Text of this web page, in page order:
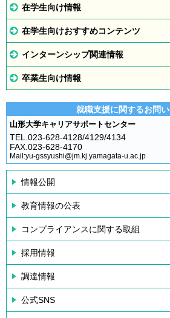
在学生向け情報
在学生向けおすすめコンテンツ
インターンシップ関連情報
卒業生向け情報
就職支援に関するお問
山形大学キャリアサポートセンター
TEL.023-628-4128/4129/4134
FAX.023-628-4170
Mail:yu-gssyushi@jm.kj.yamagata-u.ac.jp
情報公開
教育情報の公表
コンプライアンスに関する取組
採用情報
調達情報
公式SNS